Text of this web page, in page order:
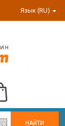
Язык (RU)
НАЙТИ